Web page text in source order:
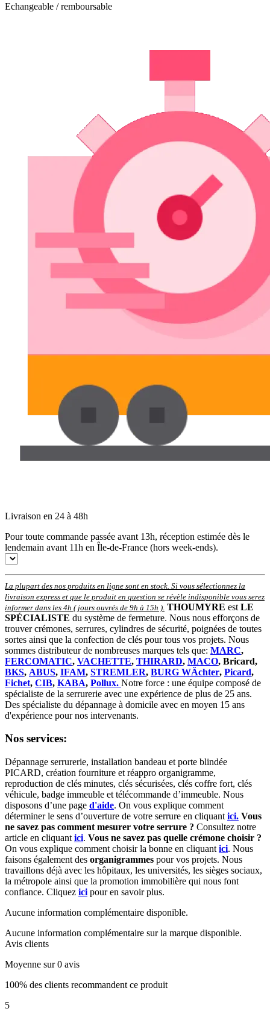
Echangeable / remboursable
Livraison en 24 à 48h
Pour toute commande passée avant 13h, réception estimée dès le
lendemain avant 11h en Île-de-France (hors week-ends).
La plupart des nos produits en ligne sont en stock. Si vous sélectionnez la
livraison express et que le produit en question se révèle indisponible vous serez
informer dans les 4h ( jours ouvrés de 9h à 15h ) THOUMYRE est LE
SPÉCIALISTE du système de fermeture. Nous nous efforçons de
trouver crémones, serrures, cylindres de sécurité, poignées de toutes
sortes ainsi que la confection de clés pour tous vos projets. Nous
sommes distributeur de nombreuses marques tels que: MARC,
FERCOMATIC, VACHETTE, THIRARD, MACO, Bricard,
BKS, ABUS, IFAM, STREMLER, BURG WÄchter, Picard,
Fichet, CIB, KABA, Pollux. Notre force : une équipe composé de
spécialiste de la serrurerie avec une expérience de plus de 25 ans.
Des spécialiste du dépannage à domicile avec en moyen 15 ans
d'expérience pour nos intervenants.
Nos services:
Dépannage serrurerie, installation bandeau et porte blindée
PICARD, création fourniture et réappro organigramme,
reproduction de clés minutes, clés sécurisées, clés coffre fort, clés
véhicule, badge immeuble et télécommande d’immeuble. Nous
disposons d’une page d'aide. On vous explique comment
déterminer le sens d’ouverture de votre serrure en cliquant ici. Vous
ne savez pas comment mesurer votre serrure ? Consultez notre
article en cliquant ici. Vous ne savez pas quelle crémone choisir ?
On vous explique comment choisir la bonne en cliquant ici. Nous
faisons également des organigrammes pour vos projets. Nous
travaillons déjà avec les hôpitaux, les universités, les sièges sociaux,
la métropole ainsi que la promotion immobilière qui nous font
confiance. Cliquez ici pour en savoir plus.
Aucune information complémentaire disponible.
Aucune information complémentaire sur la marque disponible.
Avis clients
Moyenne sur 0 avis
100% des clients recommandent ce produit
5